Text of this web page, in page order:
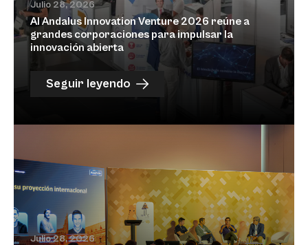
Julio 28, 2026
Al Andalus Innovation Venture 2026 reúne a
grandes corporaciones para impulsar la
innovación abierta
Seguir leyendo
Julio 28, 2026